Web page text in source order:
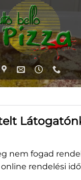
/ PIZZÁK (26
nem fogad
rendelési